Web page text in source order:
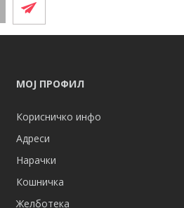
МОЈ ПРОФИЛ
Корисничко инфо
Адреси
Нарачки
Кошничка
Желботека